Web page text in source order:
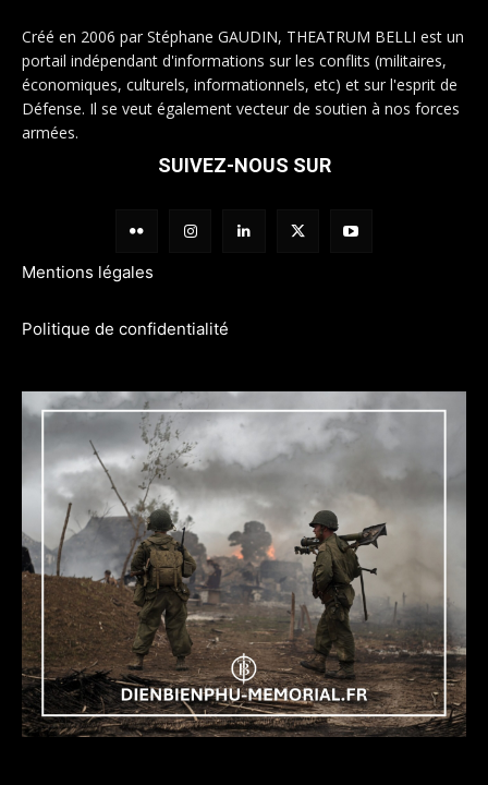
Créé en 2006 par Stéphane GAUDIN, THEATRUM BELLI est un
portail indépendant d'informations sur les conflits (militaires,
économiques, culturels, informationnels, etc) et sur l'esprit de
Défense. Il se veut également vecteur de soutien à nos forces
armées.
SUIVEZ-NOUS SUR
Mentions légales
Politique de confidentialité